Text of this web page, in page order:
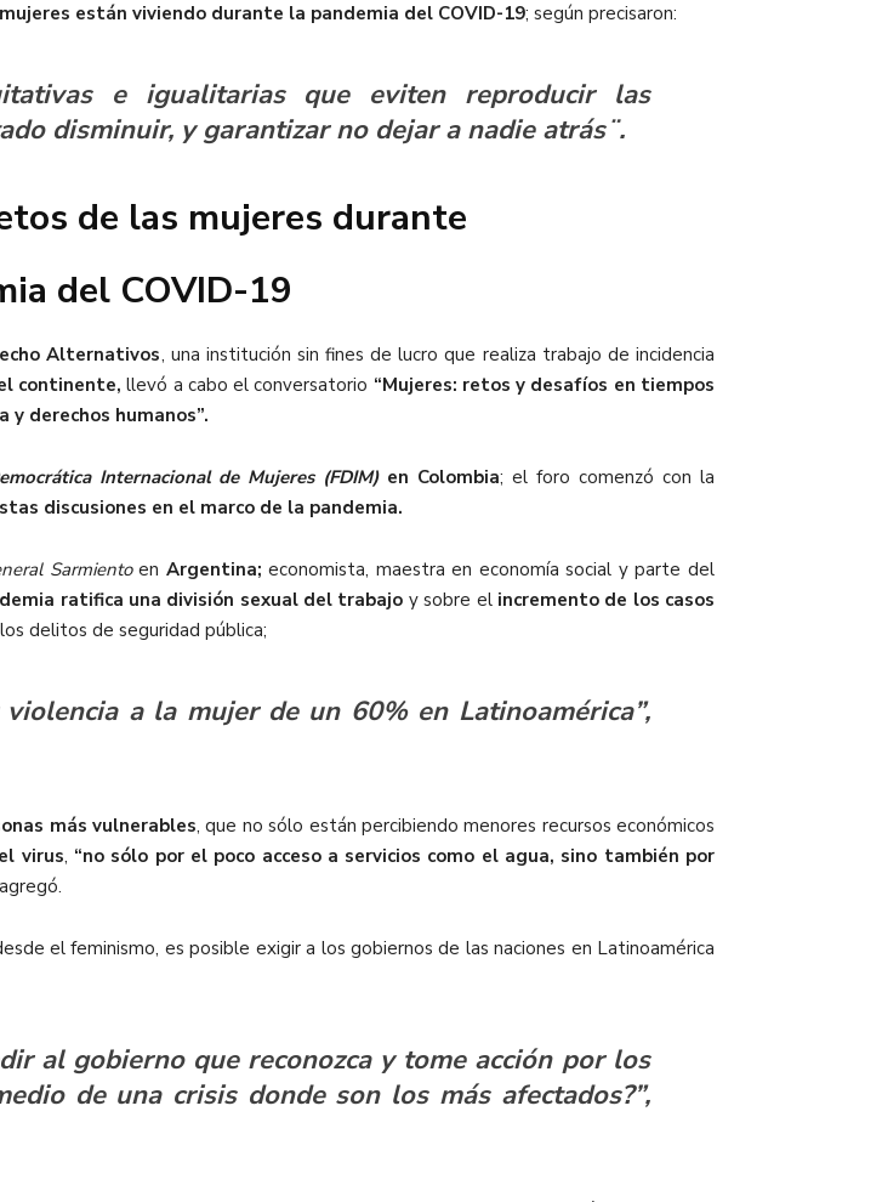
están viviendo durante la pandemia del COVID-19; según precisaron:
e igualitarias que eviten reproducir las
disminuir, y garantizar no dejar a nadie atrás¨.
de las mujeres durante
del COVID-19
Alternativos, una institución sin fines de lucro que realiza trabajo de incidencia
continente, llevó a cabo el conversatorio “Mujeres: retos y desafíos en tiempos
y derechos humanos”.
Internacional de Mujeres (FDIM)en Colombia;el foro comenzó con la
discusiones en el marco de la pandemia.
Sarmientoen Argentina;economista, maestra en economía social y parte del
ratifica una división sexual del trabajo y sobre el incremento de los casos
delitos de seguridad pública;
a la mujer de un 60% en Latinoamérica”,
más vulnerables, que no sólo están percibiendo menores recursos económicos
virus, “no sólo por el poco acceso a servicios como el agua, sino también por
agregó.
el feminismo, es posible exigir a los gobiernos de las naciones en Latinoamérica
al gobierno que reconozca y tome acción por los
de una crisis donde son los más afectados?”,